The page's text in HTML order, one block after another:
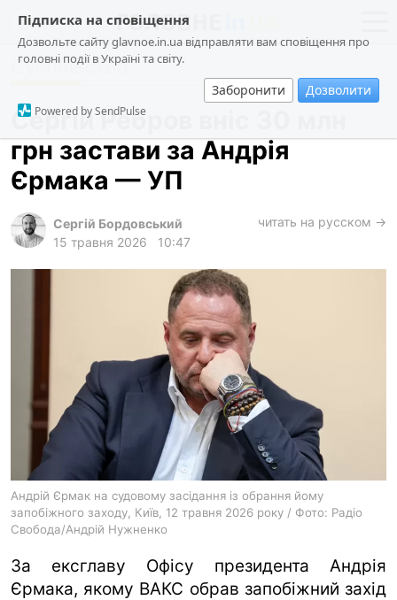
Підписка на сповіщення
Дозвольте сайту glavnoe.in.ua відправляти вам сповіщення про
головні події в Україні та світу.
Заборонити Дозволити
Powered by SendPulse
новини
про проєкт
суспільство
події
лонгріди
харків
архів
gambling
ua en
Суспільство
Сергій Ребров вніс 30 млн
грн застави за Андрія
Єрмака — УП
Сергій Бордовський
15 травня 2026
10:47
читать на русском →
Андрій Єрмак на судовому засідання із обрання йому
запобіжного заходу, Київ, 12 травня 2026 року / Фото: Радіо
Свобода/Андрій Нужненко
За ексглаву Офісу президента Андрія
Єрмака, якому ВАКС обрав запобіжний захід